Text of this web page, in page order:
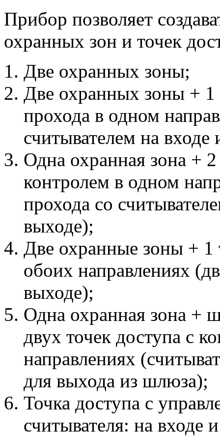
Прибор позволяет
охранных зон и точек
Две охранных зоны;
Две охранных зоны + 1
прохода в одном
считывателем на
Одна охранная зона +
контролем в одном
прохода со
выходе);
Две охранные зоны + 1
обоих направлениях
выходе);
Одна охранная зона +
двух точек доступа с
направлениях
для выхода из шлюза);
Точка доступа с
считывателя: на входе